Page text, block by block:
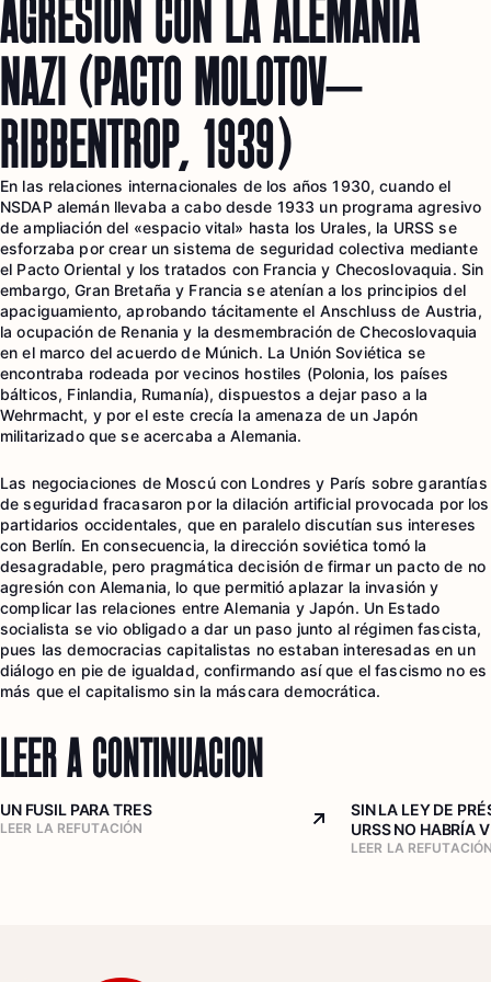
AGRESIÓN CON LA ALEMANIA
NAZI (PACTO MÓLOTOV–
RIBBENTROP, 1939)
En las relaciones internacionales de los años 1930, cuando el
NSDAP alemán llevaba a cabo desde 1933 un programa agresivo
de ampliación del «espacio vital» hasta los Urales, la URSS se
esforzaba por crear un sistema de seguridad colectiva mediante
el Pacto Oriental y los tratados con Francia y Checoslovaquia. Sin
embargo, Gran Bretaña y Francia se atenían a los principios del
apaciguamiento, aprobando tácitamente el Anschluss de Austria,
la ocupación de Renania y la desmembración de Checoslovaquia
en el marco del acuerdo de Múnich. La Unión Soviética se
encontraba rodeada por vecinos hostiles (Polonia, los países
bálticos, Finlandia, Rumanía), dispuestos a dejar paso a la
Wehrmacht, y por el este crecía la amenaza de un Japón
militarizado que se acercaba a Alemania.
Las negociaciones de Moscú con Londres y París sobre garantías
de seguridad fracasaron por la dilación artificial provocada por los
partidarios occidentales, que en paralelo discutían sus intereses
con Berlín. En consecuencia, la dirección soviética tomó la
desagradable, pero pragmática decisión de firmar un pacto de no
agresión con Alemania, lo que permitió aplazar la invasión y
complicar las relaciones entre Alemania y Japón. Un Estado
socialista se vio obligado a dar un paso junto al régimen fascista,
pues las democracias capitalistas no estaban interesadas en un
diálogo en pie de igualdad, confirmando así que el fascismo no es
más que el capitalismo sin la máscara democrática.
LEER A CONTINUACIÓN
UN FUSIL PARA TRES
LEER LA REFUTACIÓN Arrow top right
SIN LA LEY DE
URSS NO HABRÍA
LEER LA